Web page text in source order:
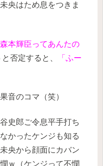
央はため息をつきま
森本輝臣ってあんたの
否定すると、
「ふー
音のコマ（笑）
史郎ご令息平手打ち
かったケンジも知る
央から顔面にカバン
ｗ（ケンジって不憫